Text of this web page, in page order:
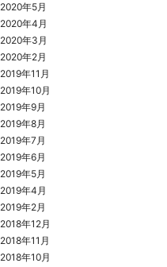
2020年5月
2020年4月
2020年3月
2020年2月
2019年11月
2019年10月
2019年9月
2019年8月
2019年7月
2019年6月
2019年5月
2019年4月
2019年2月
2018年12月
2018年11月
2018年10月